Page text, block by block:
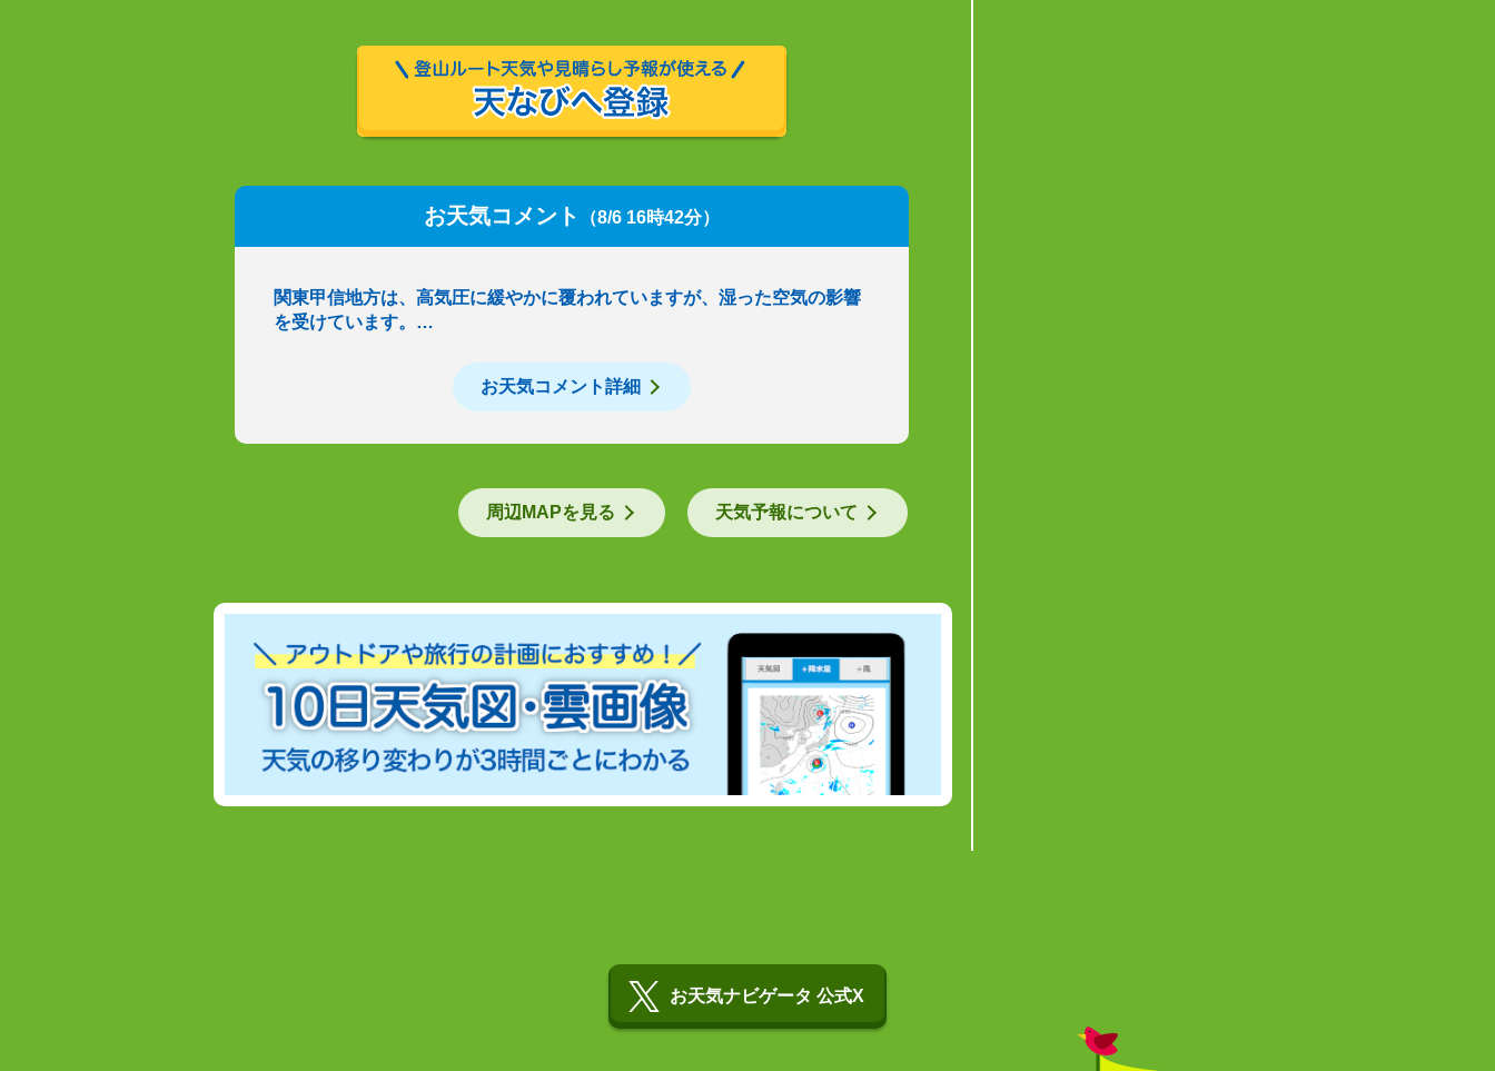
お天気コメント （8/6 16時42分）
関東甲信地方は、高気圧に緩やかに覆われていますが、湿った空気の影響
を受けています。…
お天気コメント詳細
周辺MAPを見る 天気予報について
お天気ナビゲータ 公式X